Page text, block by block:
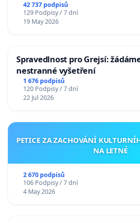
42 737 podpisů
129 Podpisy / 7 dní
19 May 2026
Spravedlnost pro Grejsí:
nestranné vyšetření
1 676 podpisů
120 Podpisy / 7 dní
22 Jul 2026
PETICE ZA ZACHOVÁNÍ
NA LETNÉ
2 670 podpisů
106 Podpisy / 7 dní
4 May 2026